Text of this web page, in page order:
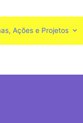
Ações e Projetos